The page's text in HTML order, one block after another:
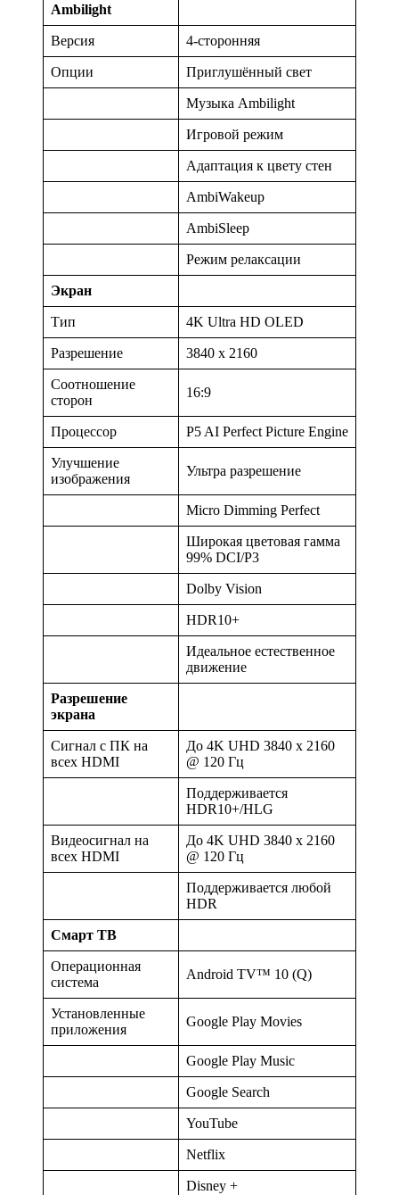
Ambilight
Версия 4-сторонняя
Опции Приглушённый свет
Музыка Ambilight
Игровой режим
Адаптация к цвету стен
AmbiWakeup
AmbiSleep
Режим релаксации
Экран
Тип 4K Ultra HD OLED
Разрешение 3840 x 2160
Соотношение
сторон
16:9
Процессор P5 AI Perfect Picture Engine
Улучшение
изображения
Ультра разрешение
Micro Dimming Perfect
Широкая цветовая гамма
99% DCI/P3
Dolby Vision
HDR10+
Идеальное естественное
движение
Разрешение
экрана
Сигнал с ПК на
всех HDMI
До 4K UHD 3840 x 2160
@ 120 Гц
Поддерживается
HDR10+/HLG
Видеосигнал на
всех HDMI
До 4K UHD 3840 x 2160
@ 120 Гц
Поддерживается любой
HDR
Смарт ТВ
Операционная
система
Android TV™ 10 (Q)
Установленные
приложения
Google Play Movies
Google Play Music
Google Search
YouTube
Netflix
Disney +